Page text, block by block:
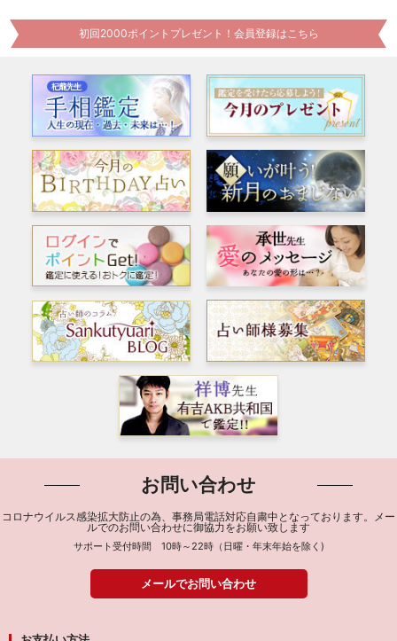
初回2000ポイントプレゼント！会員登録はこちら
お問い合わせ
コロナウイルス感染拡大防止の為、事務局電話対応自粛中となっております。メー
ルでのお問い合わせに御協力をお願い致します
サポート受付時間 10時～22時（日曜・年末年始を除く)
メールでお問い合わせ